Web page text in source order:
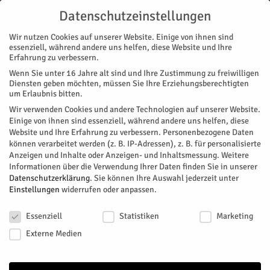
Start Stadtteile Jülich Alkoholisiert zur Hausdurchsuchung
STADTTEILE JÜLICH
Alkoholisiert zur Hausdurchsuchung
Ein Zeuge reiste mit dem Auto zu einem
Durchsuchungseinsatz an und bekam ein Strafverfahren
wegen Alkohols am Steuer. Das berichtet die Polizei.
Von Pressestelle Polizei- Juli 8, 2026 144
Facebook Twitter
Datenschutzeinstellungen
Wir nutzen Cookies auf unserer Website. Einige von ihnen sind
essenziell, während andere uns helfen, diese Website und Ihre
Erfahrung zu verbessern.
Wenn Sie unter 16 Jahre alt sind und Ihre Zustimmung zu freiwilligen
Diensten geben möchten, müssen Sie Ihre Erziehungsberechtigten
um Erlaubnis bitten.
Wir verwenden Cookies und andere Technologien auf unserer Website.
Einige von ihnen sind essenziell, während andere uns helfen, diese
Website und Ihre Erfahrung zu verbessern. Personenbezogene Daten
können verarbeitet werden (z. B. IP-Adressen), z. B. für personalisierte
Anzeigen und Inhalte oder Anzeigen- und Inhaltsmessung. Weitere
Informationen über die Verwendung Ihrer Daten finden Sie in unserer
Datenschutzerklärung. Sie können Ihre Auswahl jederzeit unter
Einstellungen widerrufen oder anpassen.
Essenziell
Statistiken
Marketing
Externe Medien